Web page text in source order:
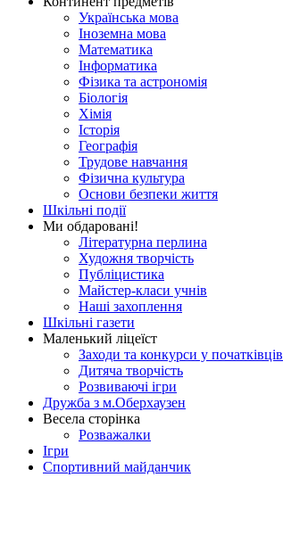
Українська мова
Іноземна мова
Математика
Інформатика
Фізика та астрономія
Біологія
Хімія
Історія
Географія
Трудове навчання
Фізична культура
Основи безпеки життя
Шкільні події
Ми обдаровані!
Літературна перлина
Художня творчість
Публіцистика
Майстер-класи учнів
Наші захоплення
Шкільні газети
Маленький ліцеїст
Заходи та конкурси у початківців
Дитяча творчість
Розвиваючі ігри
Дружба з м.Оберхаузен
Весела сторінка
Розважалки
Ігри
Спортивний майданчик